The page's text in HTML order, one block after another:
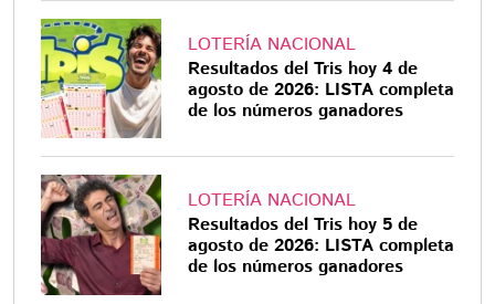
LOTERÍA NACIONAL
Resultados del Tris hoy 4 de
agosto de 2026: LISTA completa
de los números ganadores
LOTERÍA NACIONAL
Resultados del Tris hoy 5 de
agosto de 2026: LISTA completa
de los números ganadores